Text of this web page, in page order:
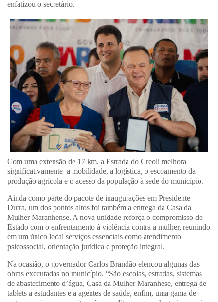
enfatizou o secretário.
Com uma extensão de 17 km, a Estrada do Creoli melhora
significativamente a mobilidade, a logística, o escoamento da
produção agrícola e o acesso da população à sede do município.
Ainda como parte do pacote de inaugurações em Presidente
Dutra, um dos pontos altos foi também a entrega da Casa da
Mulher Maranhense. A nova unidade reforça o compromisso do
Estado com o enfrentamento à violência contra a mulher, reunindo
em um único local serviços essenciais como atendimento
psicossocial, orientação jurídica e proteção integral.
Na ocasião, o governador Carlos Brandão elencou algunas das
obras executadas no município. “São escolas, estradas, sistemas
de abastecimento d’água, Casa da Mulher Maranhese, entrega de
tablets a estudantes e a agentes de saúde, enfim, uma gama de